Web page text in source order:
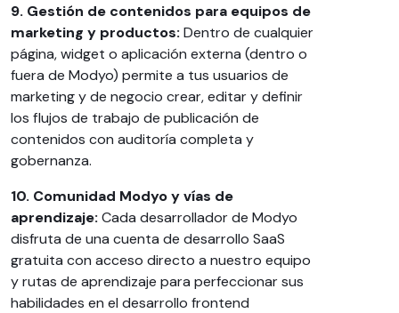
9. Gestión de contenidos para equipos de
marketing y productos:Dentro de cualquier
página, widget o aplicación externa (dentro o
fuera de Modyo) permite a tus usuarios de
marketing y de negocio crear, editar y definir
los flujos de trabajo de publicación de
contenidos con auditoría completa y
gobernanza.
10. Comunidad Modyo y vías de
aprendizaje:Cada desarrollador de Modyo
disfruta de una cuenta de desarrollo SaaS
gratuita con acceso directo a nuestro equipo
y rutas de aprendizaje para perfeccionar sus
habilidades en el desarrollo frontend